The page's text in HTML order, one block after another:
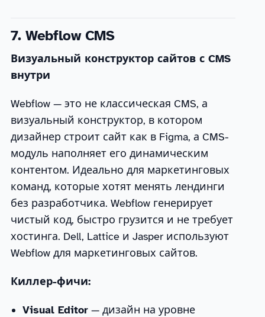
7. Webflow CMS
Визуальный конструктор сайтов с CMS
внутри
Webflow — это не классическая CMS, а
визуальный конструктор, в котором
дизайнер строит сайт как в Figma, а CMS-
модуль наполняет его динамическим
контентом. Идеально для маркетинговых
команд, которые хотят менять лендинги
без разработчика. Webflow генерирует
чистый код, быстро грузится и не требует
хостинга. Dell, Lattice и Jasper используют
Webflow для маркетинговых сайтов.
Киллер-фичи:
Visual Editor— дизайн на уровне